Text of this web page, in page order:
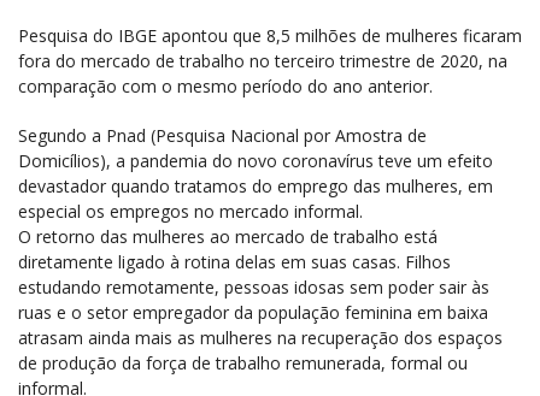
Pesquisa do IBGE apontou que 8,5 milhões de mulheres ficaram
fora do mercado de trabalho no terceiro trimestre de 2020, na
comparação com o mesmo período do ano anterior.
Segundo a Pnad (Pesquisa Nacional por Amostra de
Domicílios), a pandemia do novo coronavírus teve um efeito
devastador quando tratamos do emprego das mulheres, em
especial os empregos no mercado informal.
O retorno das mulheres ao mercado de trabalho está
diretamente ligado à rotina delas em suas casas. Filhos
estudando remotamente, pessoas idosas sem poder sair às
ruas e o setor empregador da população feminina em baixa
atrasam ainda mais as mulheres na recuperação dos espaços
de produção da força de trabalho remunerada, formal ou
informal.